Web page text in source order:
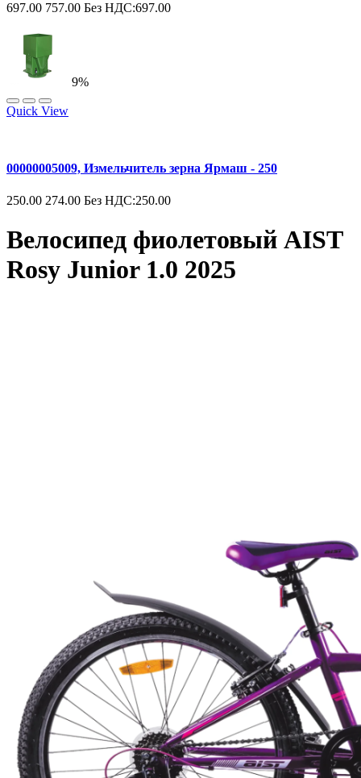
697.00 757.00 Без НДС:697.00
9%
Quick View
00000005009, Измельчитель зерна Ярмаш - 250
250.00 274.00 Без НДС:250.00
Велосипед фиолетовый AIST
Rosy Junior 1.0 2025